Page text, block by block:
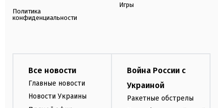
Политика
конфиденциальности
Игры
Все новости
Главные новости
Новости Украины
Война России с
Украиной
Ракетные обстрелы